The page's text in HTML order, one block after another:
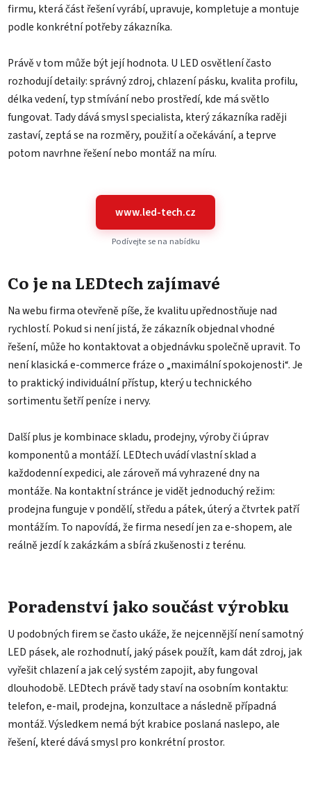
firmu, která část řešení vyrábí, upravuje, kompletuje a montuje
podle konkrétní potřeby zákazníka.
Právě v tom může být její hodnota. U LED osvětlení často
rozhodují detaily: správný zdroj, chlazení pásku, kvalita profilu,
délka vedení, typ stmívání nebo prostředí, kde má světlo
fungovat. Tady dává smysl specialista, který zákazníka raději
zastaví, zeptá se na rozměry, použití a očekávání, a teprve
potom navrhne řešení nebo montáž na míru.
www.led-tech.cz
Podívejte se na nabídku
Co je na LEDtech zajímavé
Na webu firma otevřeně píše, že kvalitu upřednostňuje nad
rychlostí. Pokud si není jistá, že zákazník objednal vhodné
řešení, může ho kontaktovat a objednávku společně upravit. To
není klasická e-commerce fráze o „maximální spokojenosti“. Je
to praktický individuální přístup, který u technického
sortimentu šetří peníze i nervy.
Další plus je kombinace skladu, prodejny, výroby či úprav
komponentů a montáží. LEDtech uvádí vlastní sklad a
každodenní expedici, ale zároveň má vyhrazené dny na
montáže. Na kontaktní stránce je vidět jednoduchý režim:
prodejna funguje v pondělí, středu a pátek, úterý a čtvrtek patří
montážím. To napovídá, že firma nesedí jen za e-shopem, ale
reálně jezdí k zakázkám a sbírá zkušenosti z terénu.
Poradenství jako součást výrobku
U podobných firem se často ukáže, že nejcennější není samotný
LED pásek, ale rozhodnutí, jaký pásek použít, kam dát zdroj, jak
vyřešit chlazení a jak celý systém zapojit, aby fungoval
dlouhodobě. LEDtech právě tady staví na osobním kontaktu:
telefon, e-mail, prodejna, konzultace a následně případná
montáž. Výsledkem nemá být krabice poslaná naslepo, ale
řešení, které dává smysl pro konkrétní prostor.